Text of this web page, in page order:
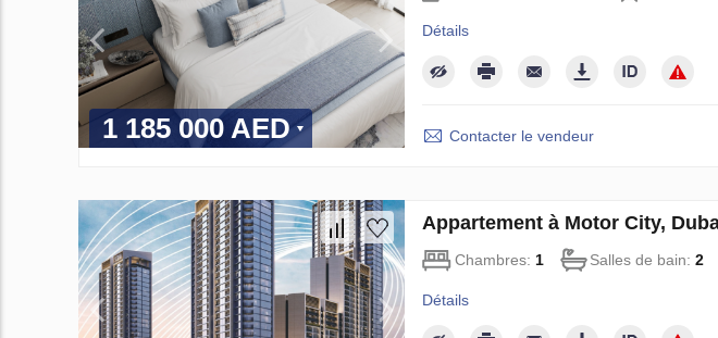
1 185 000 AED
Détails
Contacter le vendeur
Appartement à Motor City,
Chambres: 1 Salles de bain: 2
Détails